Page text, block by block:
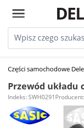
Części samochodowe
Przewód układu
Indeks: SWH0291Producent: